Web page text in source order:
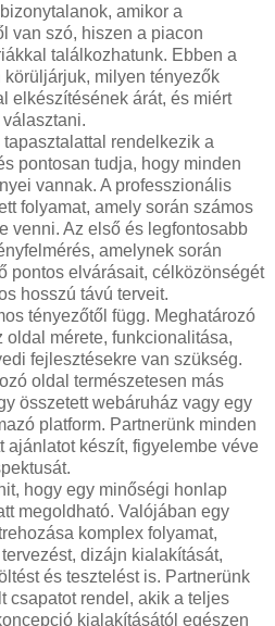
amikor a
van szó, hiszen a piacon
találkozhatunk. Ebben a
milyen tényezők
elkészítésének árát, és miért
rendelkezik a
pontosan tudja, hogy minden
vannak. A professzionális
folyamat, amely során számos
venni. Az első és legfontosabb
amelynek során
pontos elvárásait, célközönségét
hosszú távú terveit.
tényezőtől függ. Meghatározó
mérete, funkcionalitása,
fejlesztésekre van szükség.
oldal természetesen más
összetett webáruház vagy egy
platform. Partnerünk minden
ajánlatot készít, figyelembe véve
hogy egy minőségi honlap
megoldható. Valójában egy
komplex folyamat,
dizájn kialakítását,
és tesztelést is. Partnerünk
csapatot rendel, akik a teljes
kialakításától egészen